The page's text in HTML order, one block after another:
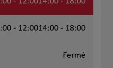
- 12:0014:00 - 18:00
Fermé